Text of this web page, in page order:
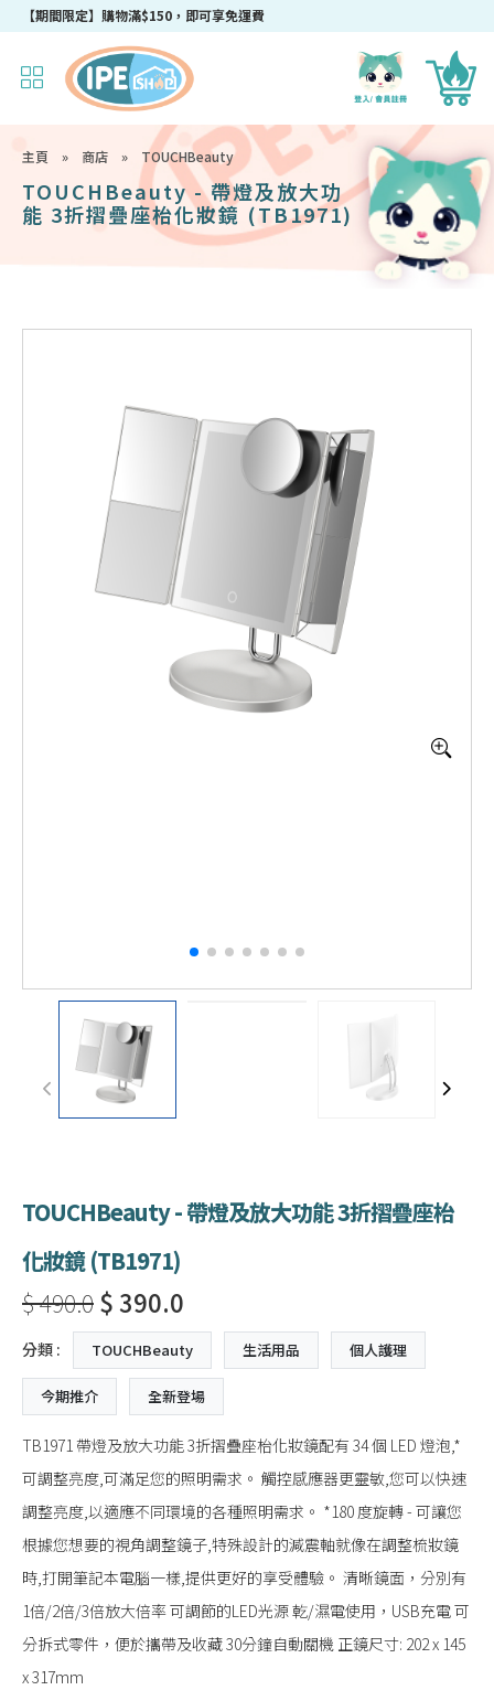
【期間限定】購物滿$150，即可享免運費
主頁 » 商店 » TOUCHBeauty
TOUCHBeauty - 帶燈及放大功
能 3折摺疊座枱化妝鏡 (TB1971)
TOUCHBeauty - 帶燈及放大功能 3折摺疊座枱
化妝鏡 (TB1971)
$ 490.0$ 390.0
分類 : TOUCHBeauty 生活用品 個人護理
今期推介 全新登場
TB1971 帶燈及放大功能 3折摺疊座枱化妝鏡配有 34 個 LED 燈泡,*
可調整亮度,可滿足您的照明需求。 觸控感應器更靈敏,您可以快速
調整亮度,以適應不同環境的各種照明需求。 *180 度旋轉 - 可讓您
根據您想要的視角調整鏡子,特殊設計的減震軸就像在調整梳妝鏡
時,打開筆記本電腦一樣,提供更好的享受體驗。 清晰鏡面，分別有
1倍/2倍/3倍放大倍率 可調節的LED光源 乾/濕電使用，USB充電 可
分拆式零件，便於攜帶及收藏 30分鐘自動關機 正鏡尺寸: 202 x 145
x 317mm